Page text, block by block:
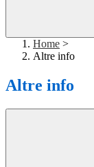
Home >
Altre info
Altre info